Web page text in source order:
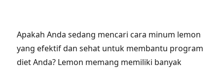
Apakah Anda sedang mencari cara minum lemon
yang efektif dan sehat untuk membantu program
diet Anda? Lemon memang memiliki banyak